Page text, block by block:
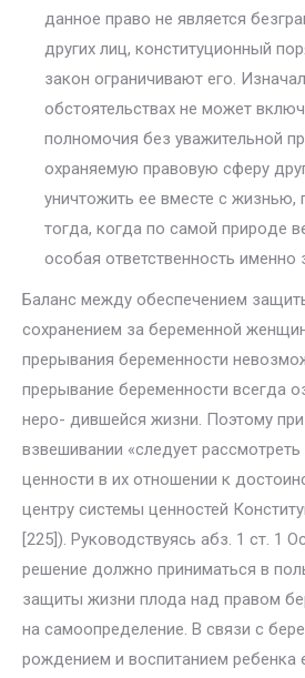
данное право не является
других лиц, конституционный
закон ограничивают его.
обстоятельствах не может
полномочия без уважительной
охраняемую правовую сферу
уничто­жить ее вместе с жизнью,
тогда, когда по самой приро­де
особая ответственность
Баланс между обеспечением
сохранением за бе­ременной
прерывания беременности
прерывание беременности всегда
неро- дившейся жизни. Поэтому
взвешивании «следует
ценности в их отношении к
центру системы ценностей
[225]). Руководствуясь абз. 1 ст. 1
решение должно при­ниматься в
защиты жизни плода над правом
на самоопределение. В связи с
рождением и воспитанием ребенка